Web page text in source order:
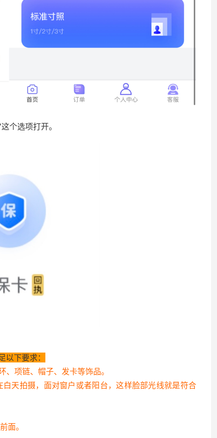
这个选项打开。
下要求：
、项链、帽子、发卡等饰品。
天拍摄，面对窗户或者阳台，这样脸部光线就是符合
面。